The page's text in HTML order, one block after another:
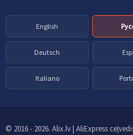
English
Deutsch
Italiano
© 2016 - 2026. Alix.lv | AliExpress